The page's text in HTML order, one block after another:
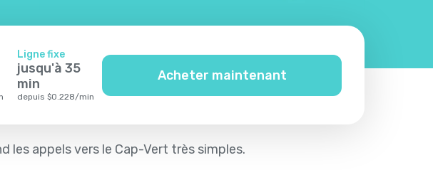
Ligne fixe
jusqu'à 35
min
depuis $0.228/min
Acheter maintenant
les appels vers le Cap-Vert très simples.